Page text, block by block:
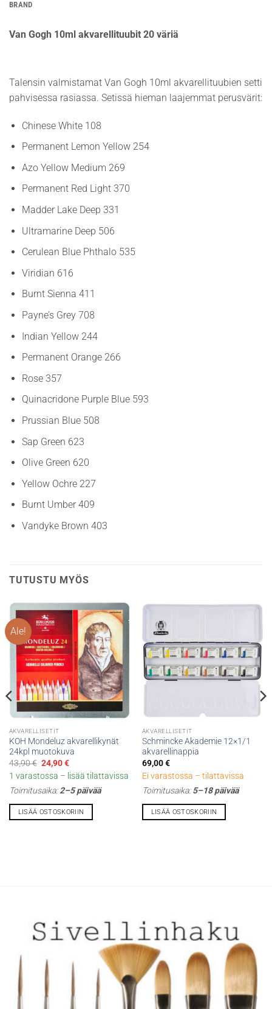
BRAND
Van Gogh 10ml akvarellituubit 20 väriä
Talensin valmistamat Van Gogh 10ml akvarellituubien setti
pahvisessa rasiassa. Setissä hieman laajemmat perusvärit:
Chinese White 108
Permanent Lemon Yellow 254
Azo Yellow Medium 269
Permanent Red Light 370
Madder Lake Deep 331
Ultramarine Deep 506
Cerulean Blue Phthalo 535
Viridian 616
Burnt Sienna 411
Payne’s Grey 708
Indian Yellow 244
Permanent Orange 266
Rose 357
Quinacridone Purple Blue 593
Prussian Blue 508
Sap Green 623
Olive Green 620
Yellow Ochre 227
Burnt Umber 409
Vandyke Brown 403
TUTUSTU MYÖS
Ale!
AKVARELLISETIT
KOH Mondeluz akvarellikynät
24kpl muotokuva
43,90€ Alkuperäinen
hinta
oli:
43,90 €.
24,90€Nykyinen
hinta
on:
24,90 €.
1 varastossa – lisää tilattavissa
Toimitusaika:2–5 päivää
LISÄÄ OSTOSKORIIN
AKVARELLISETIT
Schmincke Akademie 12×1/1
akvarellinappia
69,00€
Ei varastossa – tilattavissa
Toimitusaika:5–18 päivää
LISÄÄ OSTOSKORIIN